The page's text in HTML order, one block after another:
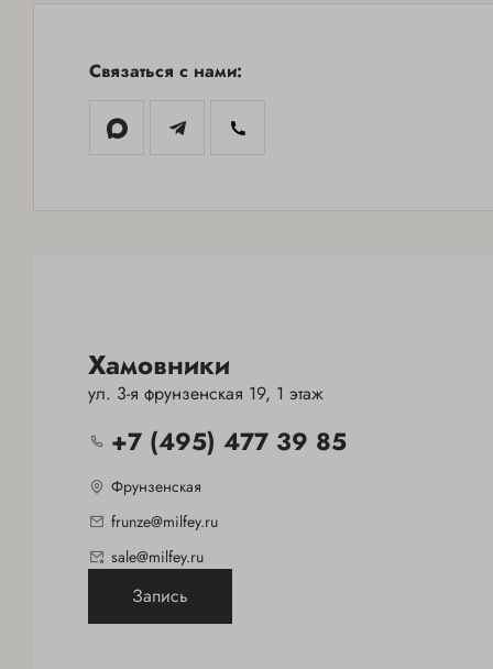
Связаться с нами:
СИТИ
Хамовники
ул. 3-я фрунзенская 19, 1 этаж
+7 (495) 477 39 85
Фрунзенская
frunze@milfey.ru
sale@milfey.ru
Запись